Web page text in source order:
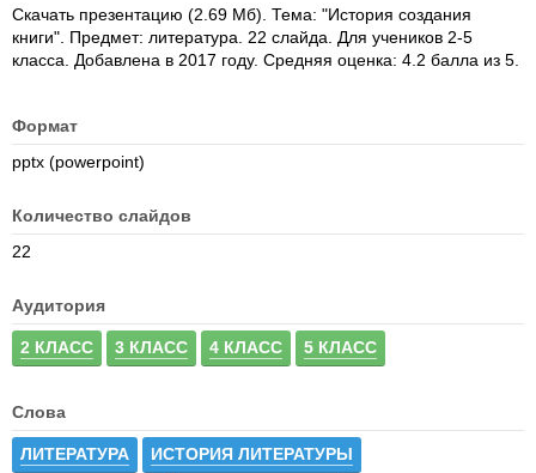
Скачать презентацию (2.69 Мб). Тема: "История создания
книги". Предмет: литература. 22 слайда. Для учеников 2-5
класса. Добавлена в 2017 году. Средняя оценка: 4.2 балла из 5.
Формат
pptx (powerpoint)
Количество слайдов
22
Аудитория
2 КЛАСС 3 КЛАСС 4 КЛАСС 5 КЛАСС
Слова
ЛИТЕРАТУРА ИСТОРИЯ ЛИТЕРАТУРЫ